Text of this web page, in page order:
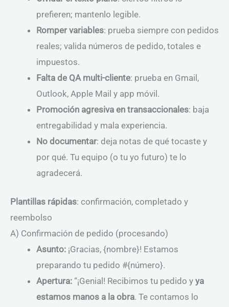
prefieren; mantenlo legible.
Romper variables: prueba siempre con pedidos
reales; valida números de pedido, totales e
impuestos.
Falta de QA multi-cliente: prueba en Gmail,
Outlook, Apple Mail y app móvil.
Promoción agresiva en transaccionales: baja
entregabilidad y mala experiencia.
No documentar: deja notas de qué tocaste y
por qué. Tu equipo (o tu yo futuro) te lo
agradecerá.
Plantillas rápidas: confirmación, completado y
reembolso
A) Confirmación de pedido (procesando)
Asunto: ¡Gracias, {nombre}! Estamos
preparando tu pedido #{número}.
Apertura: “¡Genial! Recibimos tu pedido y ya
estamos manos a la obra. Te contamos lo